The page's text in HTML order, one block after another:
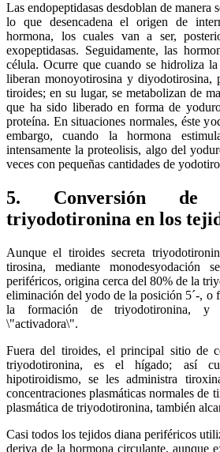
Las endopeptidasas desdoblan de manera
lo que desencadena el origen de
hormona, los cuales van a ser,
exopeptidasas. Seguidamente, las
célula. Ocurre que cuando se hidroliza
liberan monoyotirosina y diyodotirosina,
tiroides; en su lugar, se metabolizan de
que ha sido liberado en forma de
proteína. En situaciones normales, éste
embargo, cuando la hormona
intensamente la proteolisis, algo del
veces con pequeñas cantidades de
5. Conversión
triyodotironina en los
Aunque el tiroides secreta
tirosina, mediante monodesyodación
periféricos, origina cerca del 80% de la
eliminación del yodo de la posición 5´-, o
la formación de triyodotironina,
\"activadora\".
Fuera del tiroides, el principal sitio de
triyodotironina, es el hígado; así
hipotiroidismo, se les administra
concentraciones plasmáticas normales de
plasmática de triyodotironina, también
Casi todos los tejidos diana periféricos
deriva de la hormona circulante, aunque